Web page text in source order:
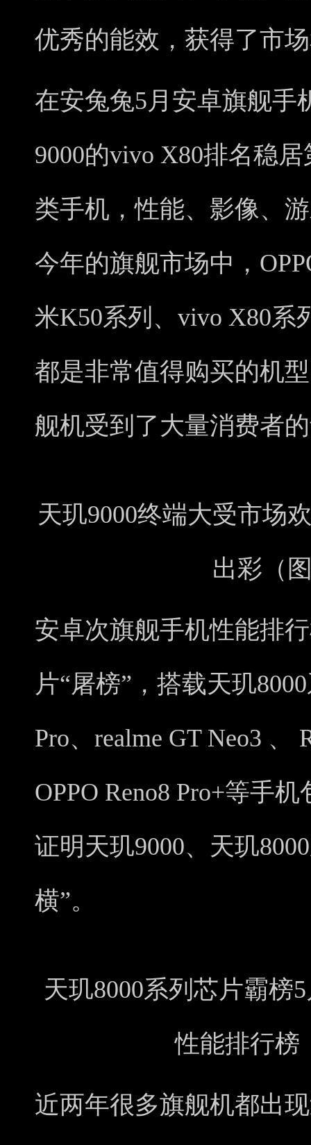
优秀的能效，获得了市
在安兔兔5月安卓旗舰手
9000的vivo X80排名稳
类手机，性能、影像、
今年的旗舰市场中，
米K50系列、vivo X80系
都是非常值得购买的机
舰机受到了大量消费者
天玑9000终端大受市场
出彩（
安卓次旗舰手机性能排
片“屠榜”，搭载天玑
Pro、realme GT Neo3 、
OPPO Reno8 Pro+等手
证明天玑9000、天玑
横”。
天玑8000系列芯片霸榜
性能排行榜
近两年很多旗舰机都出